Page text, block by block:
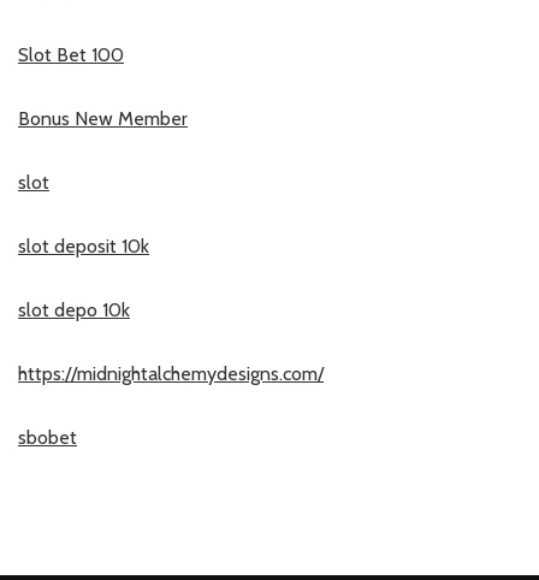
Slot Bet 100
Bonus New Member
slot
slot deposit 10k
slot depo 10k
https://midnightalchemydesigns.com/
sbobet